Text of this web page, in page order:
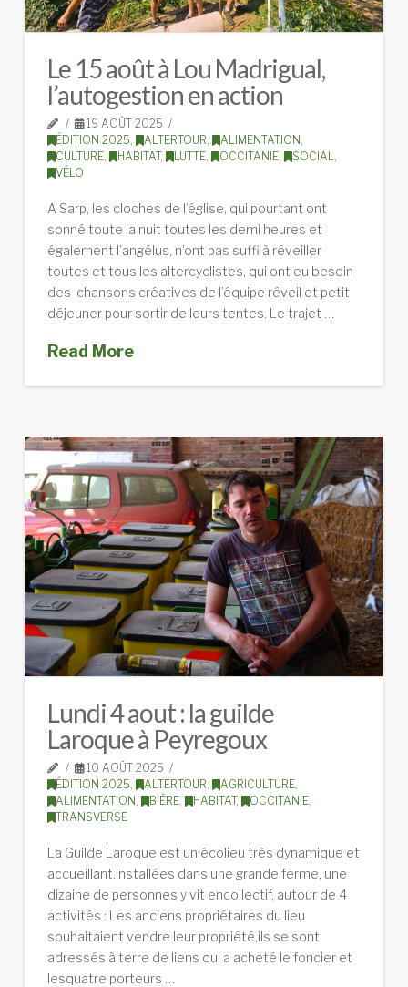
Le 15 août à Lou Madrigual,
l’autogestion en action
19 AOÛT 2025
ÉDITION 2025, ALTERTOUR, ALIMENTATION,
CULTURE, HABITAT, LUTTE, OCCITANIE, SOCIAL,
VÉLO
A Sarp, les cloches de l’église, qui pourtant ont
sonné toute la nuit toutes les demi heures et
également l’angélus, n’ont pas suffi à réveiller
toutes et tous les altercyclistes, qui ont eu besoin
des chansons créatives de l’équipe réveil et petit
déjeuner pour sortir de leurs tentes. Le trajet …
Read More
Lundi 4 aout : la guilde
Laroque à Peyregoux
10 AOÛT 2025
ÉDITION 2025, ALTERTOUR, AGRICULTURE,
ALIMENTATION, BIÈRE, HABITAT, OCCITANIE,
TRANSVERSE
La Guilde Laroque est un écolieu très dynamique et
accueillant.Installées dans une grande ferme, une
dizaine de personnes y vit encollectif, autour de 4
activités : Les anciens propriétaires du lieu
souhaitaient vendre leur propriété,ils se sont
adressés à terre de liens qui a acheté le foncier et
lesquatre porteurs …